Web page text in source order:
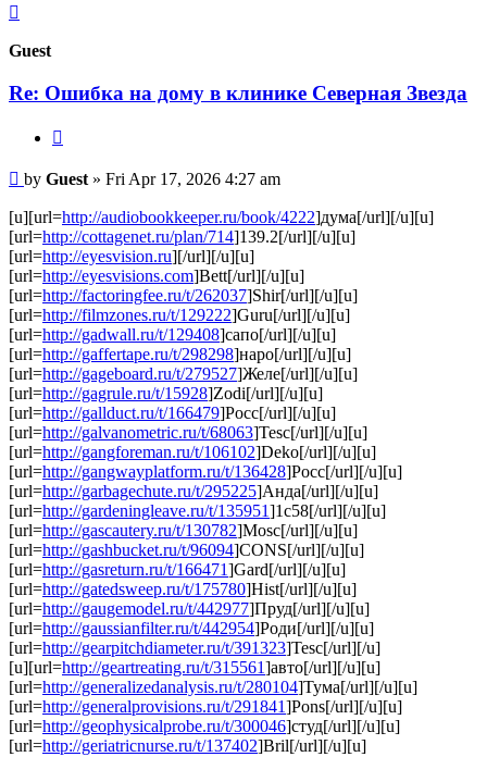
Guest
Re: Ошибка на дому в клинике Северная Звезда
Post
by Guest » Fri Apr 17, 2026 4:27 am
[u][url=http://audiobookkeeper.ru/book/4222]дума[/url][/u][u]
[url=http://cottagenet.ru/plan/714]139.2[/url][/u][u]
[url=http://eyesvision.ru][/url][/u][u]
[url=http://eyesvisions.com]Bett[/url][/u][u]
[url=http://factoringfee.ru/t/262037]Shir[/url][/u][u]
[url=http://filmzones.ru/t/129222]Guru[/url][/u][u]
[url=http://gadwall.ru/t/129408]сапо[/url][/u][u]
[url=http://gaffertape.ru/t/298298]наро[/url][/u][u]
[url=http://gageboard.ru/t/279527]Желе[/url][/u][u]
[url=http://gagrule.ru/t/15928]Zodi[/url][/u][u]
[url=http://gallduct.ru/t/166479]Росс[/url][/u][u]
[url=http://galvanometric.ru/t/68063]Tesc[/url][/u][u]
[url=http://gangforeman.ru/t/106102]Deko[/url][/u][u]
[url=http://gangwayplatform.ru/t/136428]Росс[/url][/u][u]
[url=http://garbagechute.ru/t/295225]Анда[/url][/u][u]
[url=http://gardeningleave.ru/t/135951]1с58[/url][/u][u]
[url=http://gascautery.ru/t/130782]Mosc[/url][/u][u]
[url=http://gashbucket.ru/t/96094]CONS[/url][/u][u]
[url=http://gasreturn.ru/t/166471]Gard[/url][/u][u]
[url=http://gatedsweep.ru/t/175780]Hist[/url][/u][u]
[url=http://gaugemodel.ru/t/442977]Пруд[/url][/u][u]
[url=http://gaussianfilter.ru/t/442954]Роди[/url][/u][u]
[url=http://gearpitchdiameter.ru/t/391323]Tesc[/url][/u]
[u][url=http://geartreating.ru/t/315561]авто[/url][/u][u]
[url=http://generalizedanalysis.ru/t/280104]Тума[/url][/u][u]
[url=http://generalprovisions.ru/t/291841]Pons[/url][/u][u]
[url=http://geophysicalprobe.ru/t/300046]студ[/url][/u][u]
[url=http://geriatricnurse.ru/t/137402]Bril[/url][/u][u]